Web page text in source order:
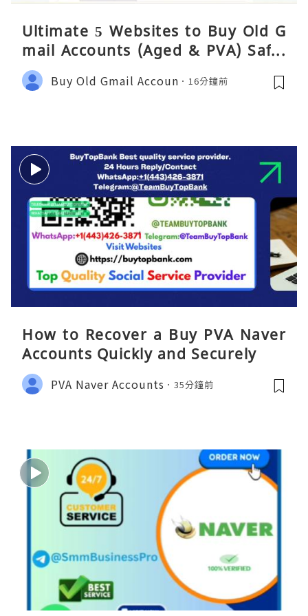
Ultimate 5 Websites to Buy Old G
mail Accounts (Aged & PVA) Safel
y 2026
Buy Old Gmail Accoun 16分鐘前
How to Recover a Buy PVA Naver
Accounts Quickly and Securely
PVA Naver Accounts 35分鐘前